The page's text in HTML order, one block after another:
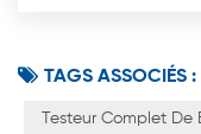
TAGS ASSOCIÉS :
Testeur Complet